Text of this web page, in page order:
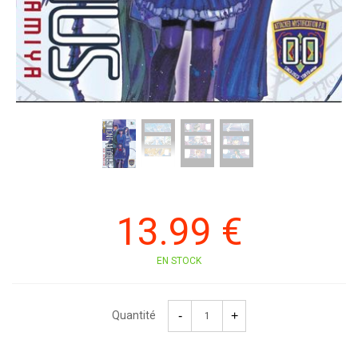
13.99 €
EN STOCK
Quantité